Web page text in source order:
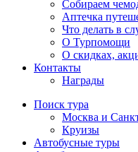
Собираем
Аптечка
Что делать в
О Турпомощи
О скидках,
Контакты
Награды
Поиск тура
Москва и
Круизы
Автобусные туры